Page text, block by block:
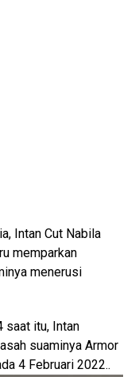
Intan Cut Nabila
memparkan
menerusi
saat itu, Intan
suaminya Armor
4 Februari 2022..